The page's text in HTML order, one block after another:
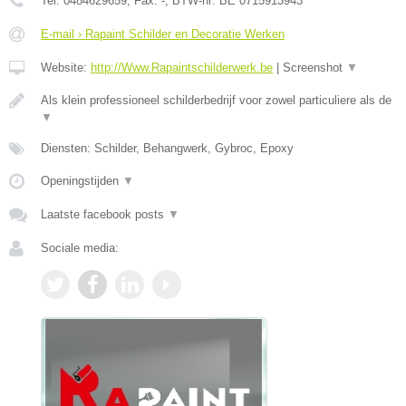
E-mail › Rapaint Schilder en Decoratie Werken
Website: http://Www.Rapaintschilderwerk.be | Screenshot ▼
Als klein professioneel schilderbedrijf voor zowel particuliere als de
▼
Diensten: Schilder, Behangwerk, Gybroc, Epoxy
Openingstijden ▼
Laatste facebook posts ▼
Sociale media: